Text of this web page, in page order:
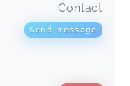
Contact
Send message